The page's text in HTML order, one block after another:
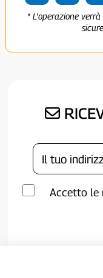
* L'operazione
Accetto le